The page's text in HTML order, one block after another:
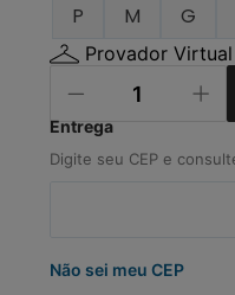
P
M G
Provador Virtual
Não sei meu CEP